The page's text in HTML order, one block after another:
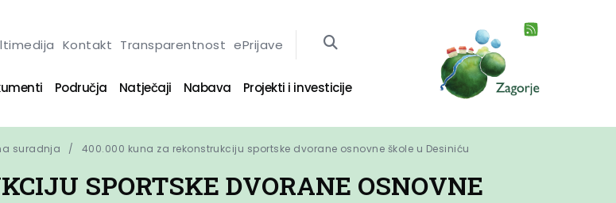
Kontakt Transparentnost ePrijave
Područja Natječaji Nabava Projekti i investicije
suradnja 400.000 kuna za rekonstrukciju sportske dvorane osnovne škole u Desiniću
SPORTSKE DVORANE OSNOVNE